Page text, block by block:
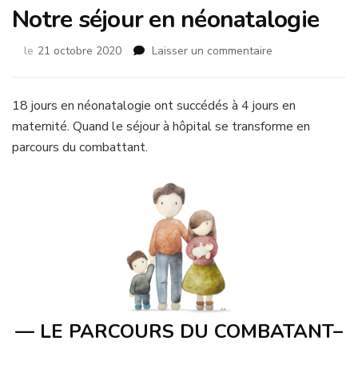
Notre séjour en néonatalogie
le 21 octobre 2020 Laisser un commentaire
en
18 jours en néonatalogie ont succédés à 4 jours en
maternité. Quand le séjour à hôpital se transforme en
parcours du combattant.
— LE PARCOURS DU COMBATANT–